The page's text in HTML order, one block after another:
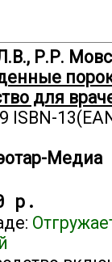
Р.Р.
для
ISBN-
Медиа
р.